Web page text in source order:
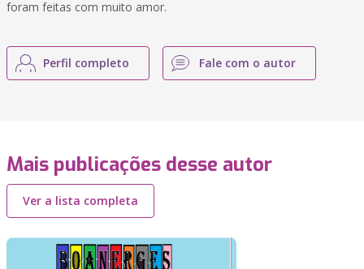
foram feitas com muito amor.
Perfil completo Fale com o autor
Mais publicações desse autor
Ver a lista completa